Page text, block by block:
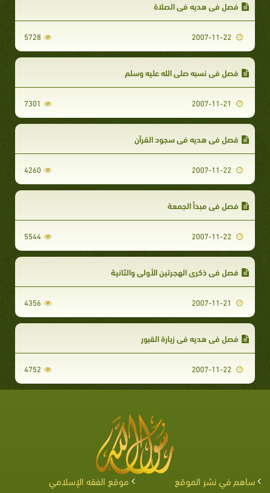
فصل في هديه في الصلاة
5728
فصل في نسبه صلى الله عليه وسلم
7301
فصل في هديه في سجود القرآن
4260
فصل في مبدأ الجمعة
5544
فصل في ذكرى الهجرتين الأولى والثانية
4356
فصل في هديه في زيارة القبور
4752
ساهم في نشر الموقع موقع الفقه الإسلامي